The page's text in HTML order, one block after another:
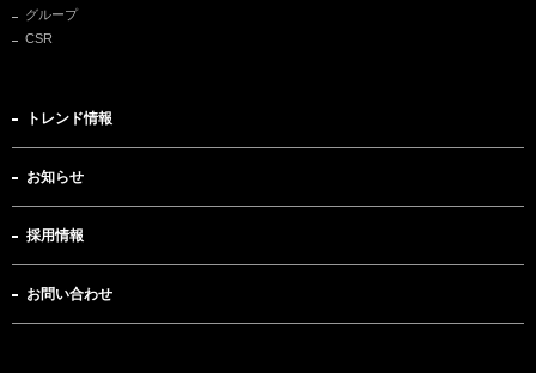
グループ
CSR
トレンド情報
お知らせ
採用情報
お問い合わせ